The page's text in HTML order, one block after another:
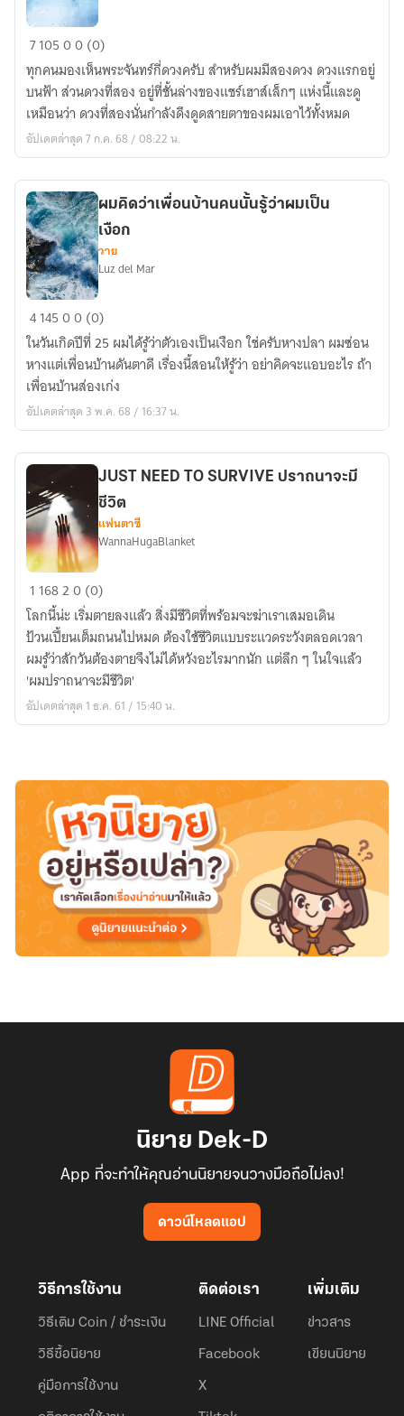
คุณ
พระจันทร์
ที่
ชั้น
ล่าง
710500 (0)
ทุกคนมองเห็นพระจันทร์กี่ดวงครับ สำหรับผมมีสองดวง ดวงแรกอยู่
บนฟ้า ส่วนดวงที่สอง อยู่ที่ชั้นล่างของแชร์เฮาส์เล็กๆ แห่งนี้และดู
เหมือนว่า ดวงที่สองนั่นกำลังดึงดูดสายตาของผมเอาไว้ทั้งหมด
อัปเดตล่าสุด 7 ก.ค. 68 / 08:22 น.
ผม
คิด
ว่า
เพื่อน
บ้าน
คน
รู้
ว่า
ผม
เป็น
เงือก
ผมคิดว่าเพื่อนบ้านคนนั้นรู้ว่าผมเป็น
เงือก
วาย
Luz del Mar
414500 (0)
ในวันเกิดปีที่ 25 ผมได้รู้ว่าตัวเองเป็นเงือก ใช่ครับหางปลา ผมซ่อน
หางแต่เพื่อนบ้านดันตาดี เรื่องนี้สอนให้รู้ว่า อย่าคิดจะแอบอะไร ถ้า
เพื่อนบ้านส่องเก่ง
อัปเดตล่าสุด 3 พ.ค. 68 / 16:37 น.
JUST
NEED
TO
SURVIVE
ปราถ
นา
จะ
JUST NEED TO SURVIVE ปราถนาจะมี
ชีวิต
แฟนตาซี
WannaHugaBlanket
1 16820 (0)
โลกนี้น่ะ เริ่มตายลงแล้ว สิ่งมีชีวิตที่พร้อมจะฆ่าเราเสมอเดิน
ป้วนเปี้ยนเต็มถนนไปหมด ต้องใช้ชีวิตแบบระแวดระวังตลอดเวลา
ผมรู้ว่าสักวันต้องตายจึงไม่ได้หวังอะไรมากนัก แต่ลึก ๆ ในใจแล้ว
'ผมปราถนาจะมีชีวิต'
อัปเดตล่าสุด 1 ธ.ค. 61 / 15:40 น.
นิยาย Dek-D
App ที่จะทำให้คุณอ่านนิยายจนวางมือถือไม่ลง!
ดาวน์โหลดแอป
วิธีการใช้งาน
วิธีเติม Coin / ชำระเงิน
วิธีซื้อนิยาย
คู่มือการใช้งาน
ติดต่อเรา
LINE Official
Facebook
X
เพิ่มเติม
ข่าวสาร
เขียนนิยาย